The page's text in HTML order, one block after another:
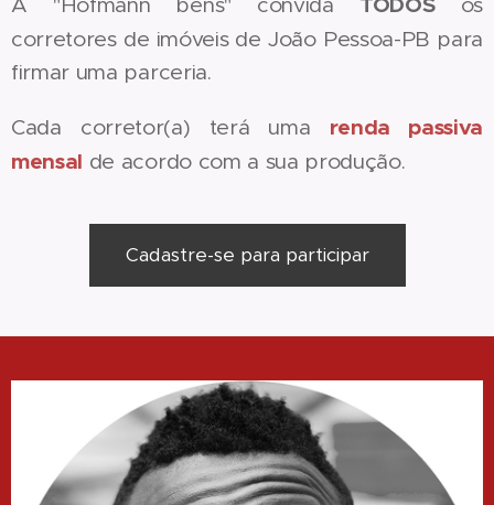
corretores de imóveis de João Pessoa-PB para
firmar uma parceria.
Cada corretor(a) terá uma renda passiva
mensal de acordo com a sua produção.
Cadastre-se para participar